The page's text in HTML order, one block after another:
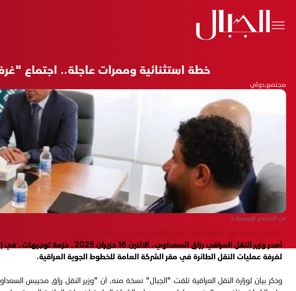
خطة استثنائية وممرات عاجلة.. اجتماع
مجتمع،دولي
من الاجتماع (فيسبوك)
#النقل الجوي في العراق#وزارة النقل#النقل
أصدر وزير النقل العراقي رزاق
لغرفة عمليات النقل الطائرة في مقر الشركة العامة للخطوط الجوية العراقية.
وذكر بيان لوزارة النقل العراقية تلقت "الجبال" نسخة منه، أن "وزير النقل رزاق محيبس